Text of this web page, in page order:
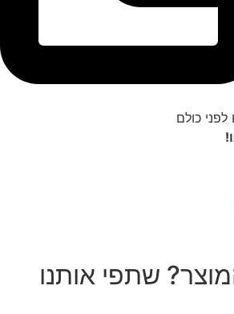
לפני כולם
שתפי אותנו